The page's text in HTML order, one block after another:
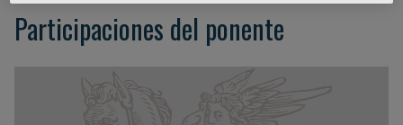
Participaciones del ponente